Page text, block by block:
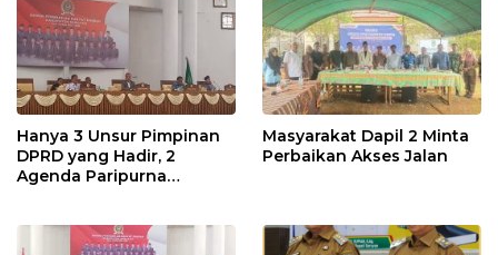
Hanya 3 Unsur Pimpinan
DPRD yang Hadir, 2
Agenda Paripurna
Masyarakat Dapil 2 Minta
Perbaikan Akses Jalan